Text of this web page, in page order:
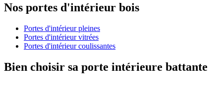
Nos portes d'intérieur bois
Portes d'intérieur pleines
Portes d'intérieur vitrées
Portes d'intérieur coulissantes
Bien choisir sa porte intérieure battante